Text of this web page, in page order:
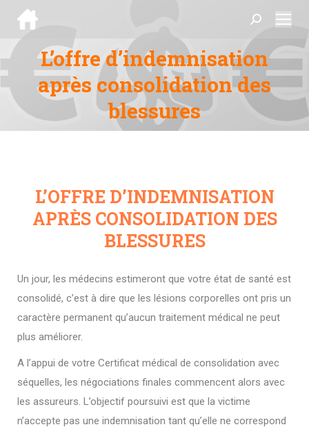
Search:
L’offre d’indemnisation
après consolidation des
blessures
Vous êtes ici :
L’OFFRE D’INDEMNISATION
APRÈS CONSOLIDATION DES
BLESSURES
Un jour, les médecins estimeront que votre état de santé est
consolidé, c’est à dire que les lésions corporelles ont pris un
caractère permanent qu’aucun traitement médical ne peut
plus améliorer.
A l’appui de votre Certificat médical de consolidation avec
séquelles, les négociations finales commencent alors avec
les assureurs. L’objectif poursuivi est que la victime
n’accepte pas une indemnisation tant qu’elle ne correspond